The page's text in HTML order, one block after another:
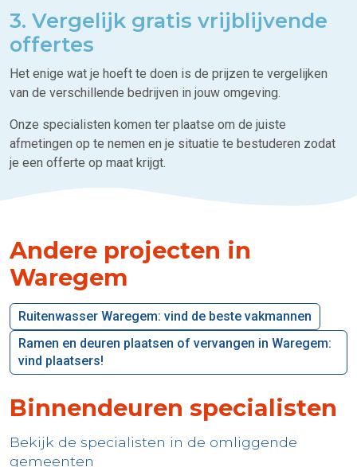
3. Vergelijk gratis vrijblijvende
offertes
Het enige wat je hoeft te doen is de prijzen te vergelijken
van de verschillende bedrijven in jouw omgeving.
Onze specialisten komen ter plaatse om de juiste
afmetingen op te nemen en je situatie te bestuderen zodat
je een offerte op maat krijgt.
Andere projecten in
Waregem
Ruitenwasser Waregem: vind de beste vakmannen
Ramen en deuren plaatsen of vervangen in Waregem:
vind plaatsers!
Binnendeuren specialisten
Bekijk de specialisten in de omliggende
gemeenten